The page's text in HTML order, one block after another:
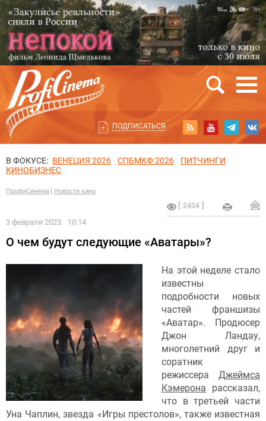
ПОДПИСАТЬСЯ
В ФОКУСЕ: ВЕНЕЦИЯ 2026 СПБМКФ 2026
ПИТЧИНГИ
КИНОБИЗНЕС
ПрофиСинема Новости кино
2404
3 февраля 2023 10:14
О чем будут следующие «Аватары»?
На этой неделе стало
известны
подробности новых
частей франшизы
«Аватар». Продюсер
Джон Ландау,
многолетний друг и
соратник
режиссера Джеймса
Кэмерона рассказал,
что в третьей части
Уна Чаплин, звезда «Игры престолов», также известная